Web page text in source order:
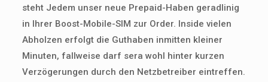
steht Jedem unser neue Prepaid-Haben geradlinig
in Ihrer Boost-Mobile-SIM zur Order. Inside vielen
Abholzen erfolgt die Guthaben inmitten kleiner
Minuten, fallweise darf sera wohl hinter kurzen
Verzögerungen durch den Netzbetreiber eintreffen.